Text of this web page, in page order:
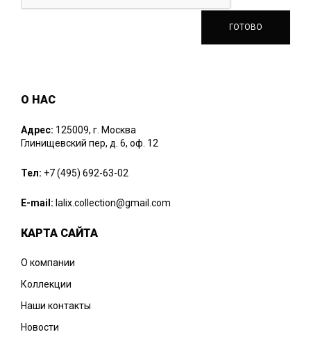
О НАС
Адрес: 125009, г. Москва
Глинищевский пер, д. 6, оф. 12
Тел: +7 (495) 692-63-02
E-mail: lalix.collection@gmail.com
КАРТА САЙТА
О компании
Коллекции
Наши контакты
Новости